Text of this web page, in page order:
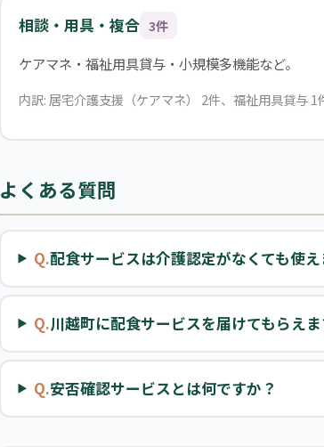
相談・用具・複合 3件
ケアマネ・福祉用具貸与・小規模多機能など。
内訳: 居宅介護支援（ケアマネ） 2件、福祉用具貸与 1
よくある質問
Q.配食サービスは介護認定がなくても使え
Q.川越町に配食サービスを届けてもらえま
Q.安否確認サービスとは何ですか？